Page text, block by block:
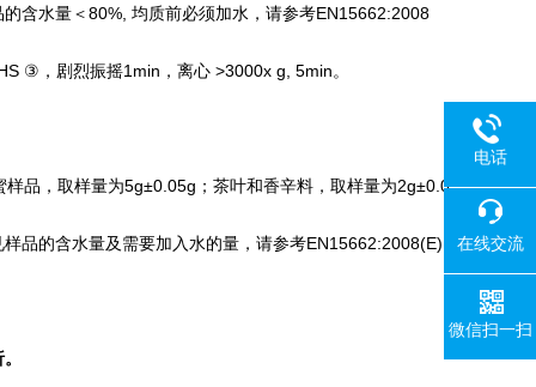
含水量＜80%, 均质前必须加水，请参考EN15662:2008
③，剧烈振摇1min，离心 >3000x g, 5min。
品，取样量为5g±0.05g；茶叶和香辛料，取样量为2g±0.0
品的含水量及需要加入水的量，请参考EN15662:2008(E)
电话
在线交流
微信扫一扫